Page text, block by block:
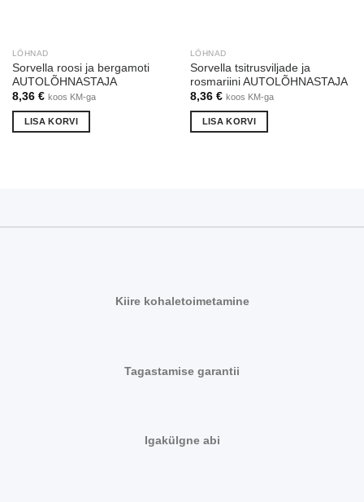
LÕHNAD
Sorvella roosi ja bergamoti
AUTOLÕHNASTAJA
8,36 € koos KM-ga
LISA KORVI
LÕHNAD
Sorvella tsitrusviljade ja
rosmariini AUTOLÕHNASTAJA
8,36 € koos KM-ga
LISA KORVI
Kiire kohaletoimetamine
Tagastamise garantii
Igakülgne abi